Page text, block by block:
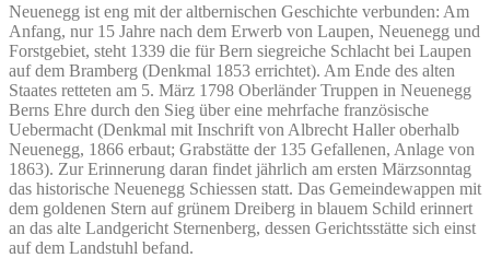
Neuenegg ist eng mit der altbernischen Geschichte verbunden: Am
Anfang, nur 15 Jahre nach dem Erwerb von Laupen, Neuenegg und
Forstgebiet, steht 1339 die für Bern siegreiche Schlacht bei Laupen
auf dem Bramberg (Denkmal 1853 errichtet). Am Ende des alten
Staates retteten am 5. März 1798 Oberländer Truppen in Neuenegg
Berns Ehre durch den Sieg über eine mehrfache französische
Uebermacht (Denkmal mit Inschrift von Albrecht Haller oberhalb
Neuenegg, 1866 erbaut; Grabstätte der 135 Gefallenen, Anlage von
1863). Zur Erinnerung daran findet jährlich am ersten Märzsonntag
das historische Neuenegg Schiessen statt. Das Gemeindewappen mit
dem goldenen Stern auf grünem Dreiberg in blauem Schild erinnert
an das alte Landgericht Sternenberg, dessen Gerichtsstätte sich einst
auf dem Landstuhl befand.